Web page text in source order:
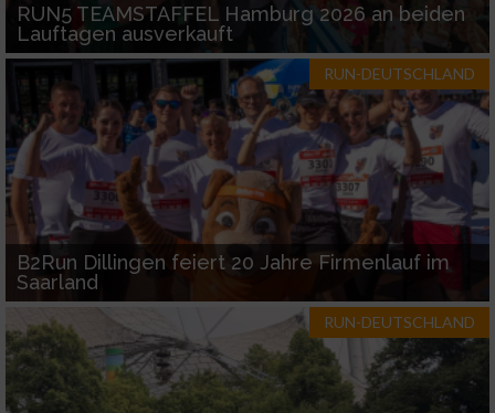
RUN5 TEAMSTAFFEL Hamburg 2026 an beiden
Lauftagen ausverkauft
RUN-DEUTSCHLAND
B2Run Dillingen feiert 20 Jahre Firmenlauf im
Saarland
RUN-DEUTSCHLAND